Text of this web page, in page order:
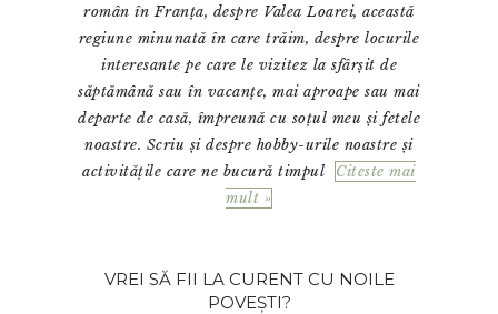
român în Franța, despre Valea Loarei, această
regiune minunată în care trăim, despre locurile
interesante pe care le vizitez la sfârșit de
săptămână sau în vacanțe, mai aproape sau mai
departe de casă, împreună cu soțul meu și fetele
noastre. Scriu și despre hobby-urile noastre și
activitățile care ne bucură timpul
Citeste mai
mult »
VREI SĂ FII LA CURENT CU NOILE
POVEȘTI?